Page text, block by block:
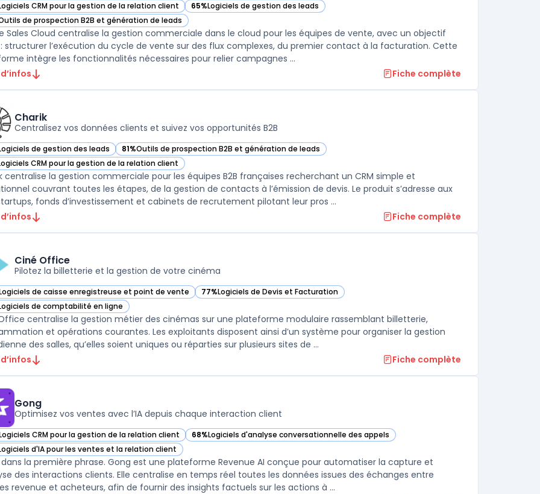
CRM pour la gestion de la relation client
Oracle Sales Cloud dans cette catégorie 65%Logiciels de gestion des leads
— voir Oracle Sales Cloud dans cette catégorie
de prospection B2B et génération de leads
Oracle Sales Cloud dans cette catégorie
Sales Cloud centralise la gestion commerciale dans le cloud pour les équipes de vente, avec un objectif
structurer l’exécution du cycle de vente sur des flux complexes, du premier contact à la facturation. Cette
intègre les fonctionnalités nécessaires pour relier campagnes ...
Fiche complète
Charik
Centralisez vos données clients et suivez vos opportunités B2B
de gestion des leads
Charik dans cette catégorie 81%Outils de prospection B2B et génération de leads
— voir Charik dans cette catégorie
CRM pour la gestion de la relation client
Charik dans cette catégorie
centralise la gestion commerciale pour les équipes B2B françaises recherchant un CRM simple et
couvrant toutes les étapes, de la gestion de contacts à l’émission de devis. Le produit s’adresse aux
fonds d’investissement et cabinets de recrutement pilotant leur pros ...
Fiche complète
Ciné Office
Pilotez la billetterie et la gestion de votre cinéma
de caisse enregistreuse et point de vente
Ciné Office dans cette catégorie 77%Logiciels de Devis et Facturation
— voir Ciné Office dans cette catégorie
de comptabilité en ligne
Ciné Office dans cette catégorie
centralise la gestion métier des cinémas sur une plateforme modulaire rassemblant billetterie,
et opérations courantes. Les exploitants disposent ainsi d’un système pour organiser la gestion
des salles, qu’elles soient uniques ou réparties sur plusieurs sites de ...
Fiche complète
Gong
Optimisez vos ventes avec l’IA depuis chaque interaction client
CRM pour la gestion de la relation client
Gong dans cette catégorie 68%Logiciels d'analyse conversationnelle des appels
— voir Gong dans cette catégorie
d'IA pour les ventes et la relation client
Gong dans cette catégorie
la première phrase. Gong est une plateforme Revenue AI conçue pour automatiser la capture et
des interactions clients. Elle centralise en temps réel toutes les données issues des échanges entre
équipes revenue et acheteurs, afin de fournir des insights factuels sur les actions à ...